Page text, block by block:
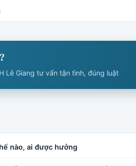
Lê Giang tư vấn tận tình, đúng luật
nào, ai được hưởng